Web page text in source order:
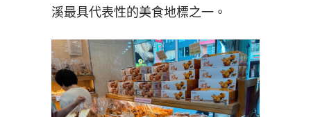
溪最具代表性的美食地標之一。